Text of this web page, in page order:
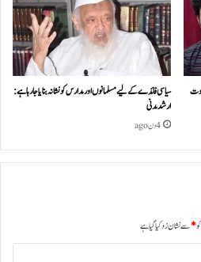
سیاسی فائدے کے لیے مسلمانوں اور مدارس کو نشانہ بنایا جا رہا ہے:
ارشد مدنی
4 دن ago
*سے نشان زد کیا گیا ہے